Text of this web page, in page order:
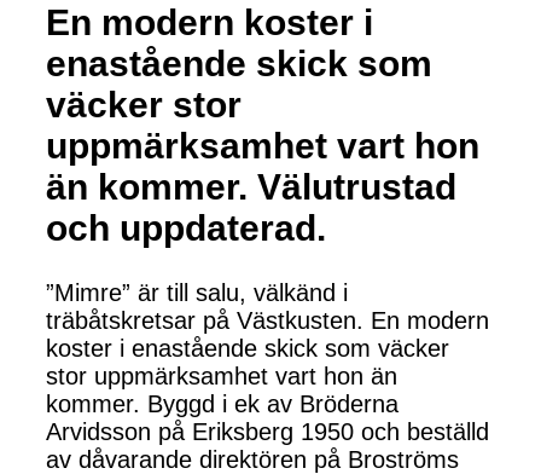
En modern koster i
enastående skick som
väcker stor
uppmärksamhet vart hon
än kommer. Välutrustad
och uppdaterad.
”Mimre” är till salu, välkänd i
träbåtskretsar på Västkusten. En modern
koster i enastående skick som väcker
stor uppmärksamhet vart hon än
kommer. Byggd i ek av Bröderna
Arvidsson på Eriksberg 1950 och beställd
av dåvarande direktören på Broströms